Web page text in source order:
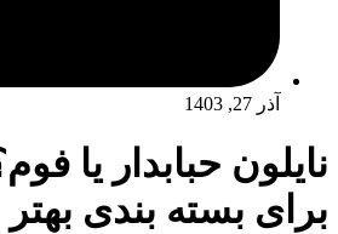
آذر 27, 1403
نایلون حبابدار یا
برای بسته‌ بندی